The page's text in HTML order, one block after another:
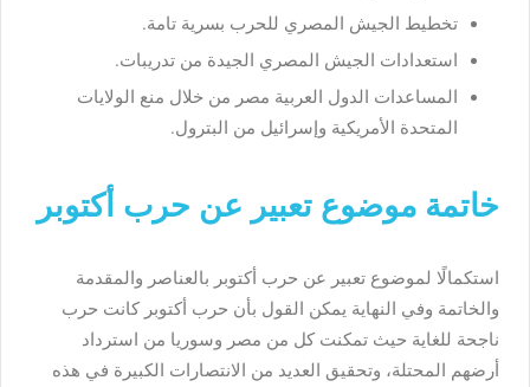
تخطيط الجيش المصري للحرب بسرية تامة.
استعدادات الجيش المصري الجيدة من تدريبات.
المساعدات الدول العربية مصر من خلال منع الولايات
المتحدة الأمريكية وإسرائيل من البترول.
خاتمة موضوع تعبير عن حرب أكتوبر
استكمالًا لموضوع تعبير عن حرب أكتوبر بالعناصر والمقدمة
والخاتمة وفي النهاية يمكن القول بأن حرب أكتوبر كانت حرب
ناجحة للغاية حيث تمكنت كل من مصر وسوريا من استرداد
أرضهم المحتلة، وتحقيق العديد من الانتصارات الكبيرة في هذه